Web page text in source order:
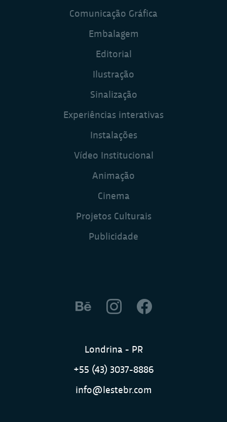
Comunicação Gráfica
Embalagem
Editorial
Ilustração
Sinalização
Experiências interativas
Instalações
Vídeo Institucional
Animação
Cinema
Projetos Culturais
Publicidade
Londrina - PR
+55 (43) 3037-8886
info@lestebr.com